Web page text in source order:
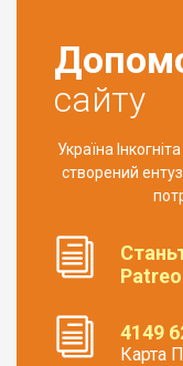
сайту
Україна
створений
4149
Карта